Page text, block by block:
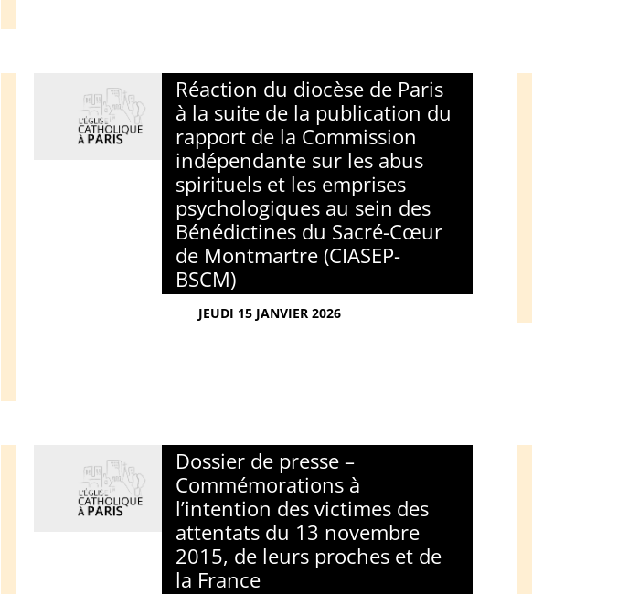
Réaction du diocèse de Paris
à la suite de la publication du
rapport de la Commission
indépendante sur les abus
spirituels et les emprises
psychologiques au sein des
Bénédictines du Sacré-Cœur
de Montmartre (CIASEP-
BSCM)
JEUDI 15 JANVIER 2026
Dossier de presse –
Commémorations à
l’intention des victimes des
attentats du 13 novembre
2015, de leurs proches et de
la France